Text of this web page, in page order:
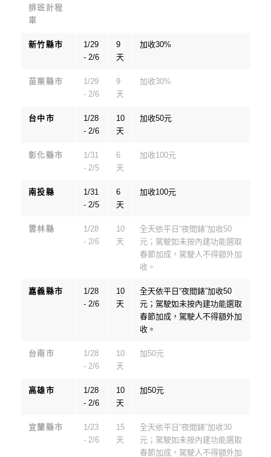
排班計程
車
新竹縣市
1/29
- 2/6
9
天
加收30%
苗栗縣市
1/29
- 2/6
9
天
加收30%
台中市
1/28
- 2/6
10
天
加收50元
彰化縣市
1/31
- 2/5
6
天
加收100元
南投縣
1/31
- 2/5
6
天
加收100元
雲林縣
1/28
- 2/6
10
天
全天依平日“夜間錶”加收50
元；駕駛如未按內建功能選取
春節加成，駕駛人不得額外加
收。
嘉義縣市
1/28
- 2/6
10
天
全天依平日“夜間錶”加收50
元；駕駛如未按內建功能選取
春節加成，駕駛人不得額外加
收。
台南市
1/28
- 2/6
10
天
加50元
高雄市
1/28
- 2/6
10
天
加50元
宜蘭縣市
1/23
- 2/6
15
天
全天依平日“夜間錶”加收30
元；駕駛如未按內建功能選取
春節加成，駕駛人不得額外加